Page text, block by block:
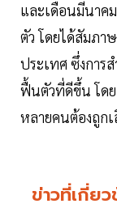
และเดือนมีนาค
ตัว โดยได้สัมภา
ประเทศ ซึ่งการ
ฟื้นตัวที่ดีขึ้น โดย
หลายคนต้องถูกเ
ข่าวที่เกี่ย